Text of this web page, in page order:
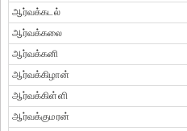
ஆர்வக்கடல்
ஆர்வக்கலை
ஆர்வக்கனி
ஆர்வக்கிழான்
ஆர்வக்கிள்ளி
ஆர்வக்குமரன்